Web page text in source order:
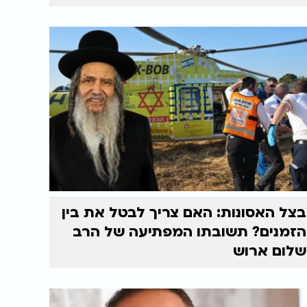
בצל האסונות: האם צריך לבטל את בין
הזמנים? תשובתו המפתיעה של הרב
שלום ארוש